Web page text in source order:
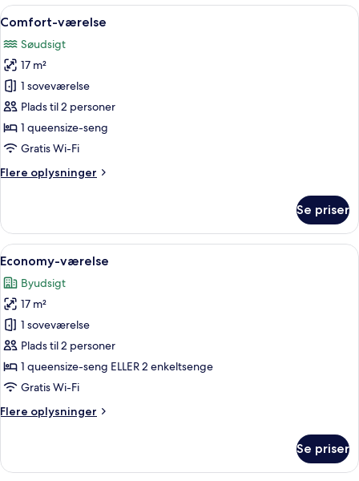
Indlæs
alle
billeder
af
Comfort-
værelse
Et hotelværelse med en stor seng,
5
Comfort-værelse
Søudsigt
17 m²
1 soveværelse
Plads til 2 personer
1 queensize-seng
Gratis Wi-Fi
Flere oplysninger
Flere
værelse
Se priser
Indlæs
alle
billeder
af
Economy-
værelse
Et hotelværelse med en stor seng,
4
Economy-værelse
Byudsigt
17 m²
1 soveværelse
Plads til 2 personer
1 queensize-seng ELLER 2 enkeltsenge
Gratis Wi-Fi
Flere oplysninger
Flere
værelse
Se priser